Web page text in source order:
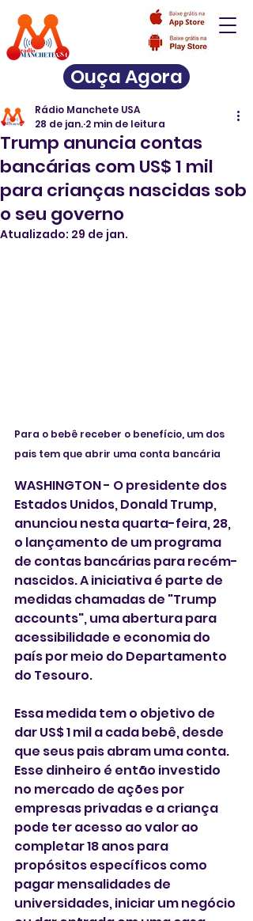
Ouça Agora
Trump anuncia contas
bancárias com US$ 1 mil
para crianças nascidas sob
o seu governo
Rádio Manchete USA
28 de jan. 2 min de leitura
Atualizado: 29 de jan.
Para o bebê receber o benefício, um dos
pais tem que abrir uma conta bancária
WASHINGTON - O presidente dos
Estados Unidos, Donald Trump,
anunciou nesta quarta-feira, 28,
o lançamento de um programa
de contas bancárias para recém-
nascidos. A iniciativa é parte de
medidas chamadas de "Trump
accounts", uma abertura para
acessibilidade e economia do
país por meio do Departamento
do Tesouro.
Essa medida tem o objetivo de
dar US$ 1 mil a cada bebê, desde
que seus pais abram uma conta.
Esse dinheiro é então investido
no mercado de ações por
empresas privadas e a criança
pode ter acesso ao valor ao
completar 18 anos para
propósitos específicos como
pagar mensalidades de
universidades, iniciar um negócio